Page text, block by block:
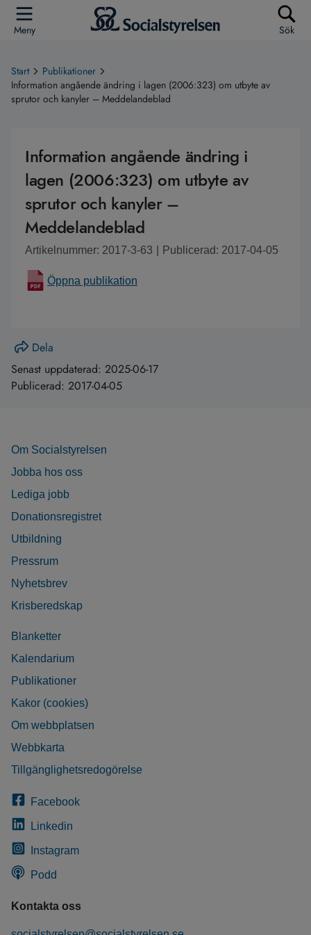
Meny Sök
Start
Publikationer
Information angående ändring i lagen (2006:323) om utbyte av
sprutor och kanyler – Meddelandeblad
Information angående ändring i
lagen (2006:323) om utbyte av
sprutor och kanyler –
Meddelandeblad
Artikelnummer: 2017-3-63 Publicerad: 2017-04-05
Öppna publikation
Dela
Senast uppdaterad: 2025-06-17
Publicerad: 2017-04-05
Om Socialstyrelsen
Jobba hos oss
Lediga jobb
Donationsregistret
Utbildning
Pressrum
Nyhetsbrev
Krisberedskap
Blanketter
Kalendarium
Publikationer
Kakor (cookies)
Om webbplatsen
Webbkarta
Tillgänglighetsredogörelse
Facebook
Linkedin
Instagram
Podd
Kontakta oss